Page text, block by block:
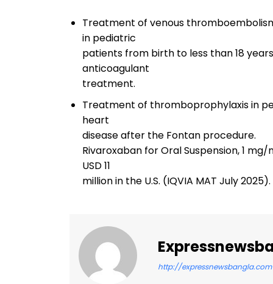
Treatment of venous
in pediatric
patients from birth to less than 18
anticoagulant
treatment.
Treatment of thromboprophylaxis in
heart
disease after the Fontan procedure.
Rivaroxaban for Oral Suspension, 1
USD 11
million in the U.S. (IQVIA MAT July 2025).
http://expressnewsbangla.com